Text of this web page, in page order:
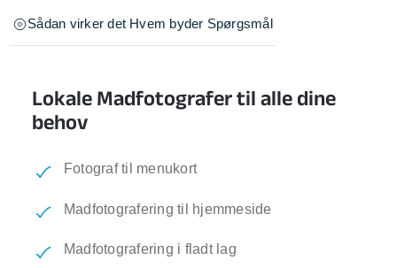
Sådan virker det Hvem byder Spørgsmål
Lokale Madfotografer til alle dine
behov
Fotograf til menukort
Madfotografering til hjemmeside
Madfotografering i fladt lag